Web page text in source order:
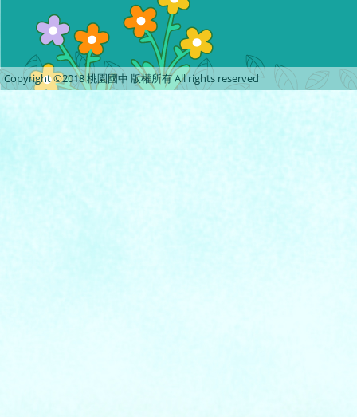
Copyright ©2018 桃園國中 版權所有 All rights reserved